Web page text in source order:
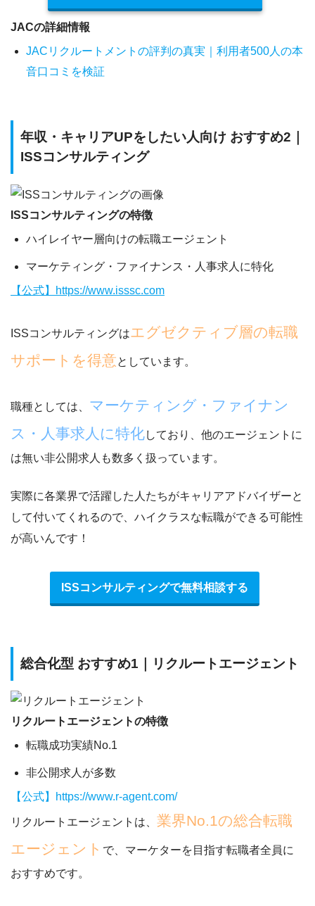
JACの詳細情報
JACリクルートメントの評判の真実｜利用者500人の本
音口コミを検証
年収・キャリアUPをしたい人向け おすすめ2｜
ISSコンサルティング
ISSコンサルティングの特徴
ハイレイヤー層向けの転職エージェント
マーケティング・ファイナンス・人事求人に特化
【公式】https://www.isssc.com
ISSコンサルティングはエグゼクティブ層の転職
サポートを得意としています。
職種としては、 マーケティング・ファイナン
ス・人事求人に特化しており、他のエージェントに
は無い非公開求人も数多く扱っています。
実際に各業界で活躍した人たちがキャリアアドバイザーと
して付いてくれるので、 ハイクラスな転職ができる可能性
が高いんです！
ISSコンサルティングで無料相談する
総合化型 おすすめ1｜リクルートエージェント
リクルートエージェントの特徴
転職成功実績No.1
非公開求人が多数
【公式】https://www.r-agent.com/
リクルートエージェントは、 業界No.1の総合転職
エージェント で、マーケターを目指す転職者全員に
おすすめです。